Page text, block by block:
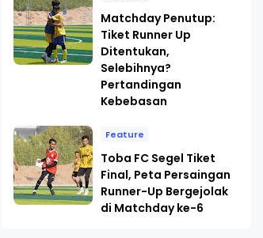
Matchday Penutup:
Tiket Runner Up
Ditentukan,
Selebihnya?
Pertandingan
Kebebasan
Feature
Toba FC Segel Tiket
Final, Peta Persaingan
Runner-Up Bergejolak
di Matchday ke-6